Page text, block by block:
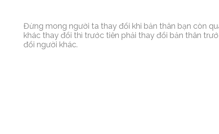
Đừng mong người ta thay đổi khi bản thân bạn còn
khác thay đổi thì trước tiên phải thay đổi bản thân
đổi người khác.